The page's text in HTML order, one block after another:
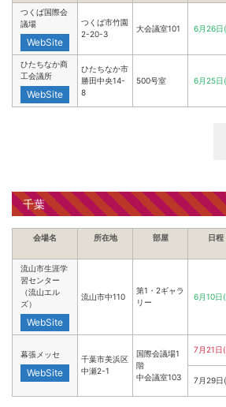
つくば国際会
議場
WebSite
つくば市竹園
2-20-3
大会議室101 6月26日
ひたちなか商
工会議所
WebSite
ひたちなか市
勝田中央14-
8
500号室 6月25日
千葉
会場名 所在地 部屋 日程
流山市生涯学
習センター
（流山エル
ズ）
WebSite
流山市中110
第1・2ギャラ
リー
6月10日
幕張メッセ
WebSite
千葉市美浜区
中瀬2-1
国際会議場1
階
中会議室103
7月21日
7月29日